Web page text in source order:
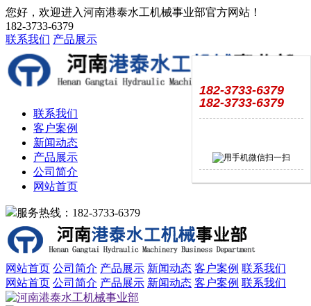
您好，欢迎进入河南港泰水工机械事业部官方网站！
182-3733-6379
联系我们 产品展示
联系我们
客户案例
新闻动态
产品展示
公司简介
网站首页
服务热线：182-3733-6379
网站首页 公司简介 产品展示 新闻动态 客户案例 联系我们
网站首页 公司简介 产品展示 新闻动态 客户案例 联系我们
182-3733-6379
182-3733-6379